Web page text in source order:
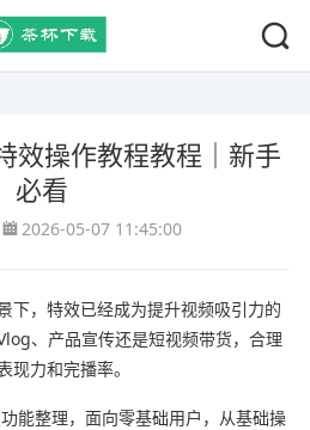
效操作教程教程｜新手
必看
2026-05-07 11:45:00
下，特效已经成为提升视频吸引力的
、产品宣传还是短视频带货，合理
力和完播率。
能整理，面向零基础用户，从基础操